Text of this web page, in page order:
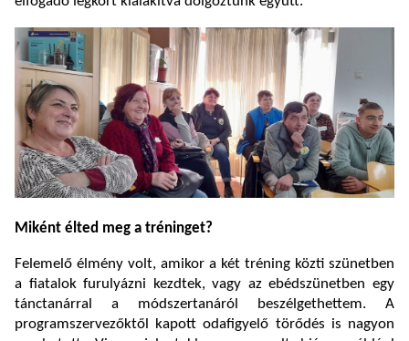
Miként élted meg a tréninget?
Felemelő élmény volt, amikor a két tréning közti szünetben
a fiatalok furulyázni kezdtek, vagy az ebédszünetben egy
tánctanárral a módszertanáról beszélgethettem. A
programszervezőktől kapott odafigyelő törődés is nagyon